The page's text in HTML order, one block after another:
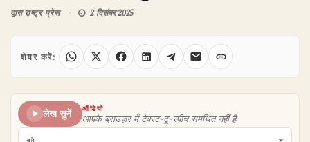
द्वाराराष्ट्र प्रेस 2 दिसंबर 2025
शेयर करें:
लेख सुनें
ऑडियो
आपके ब्राउज़र में टेक्स्ट-टू-स्पीच समर्थित नहीं है